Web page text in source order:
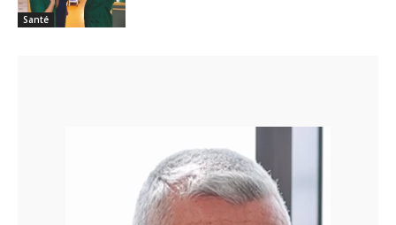
Santé